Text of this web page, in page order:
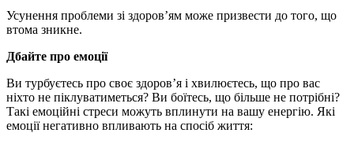
Усунення проблеми зі здоров’ям може призвести до того, що
втома зникне.
Дбайте про емоції
Ви турбуєтесь про своє здоров’я і хвилюєтесь, що про вас
ніхто не піклуватиметься? Ви боїтесь, що більше не потрібні?
Такі емоційні стреси можуть вплинути на вашу енергію. Які
емоції негативно впливають на спосіб життя: